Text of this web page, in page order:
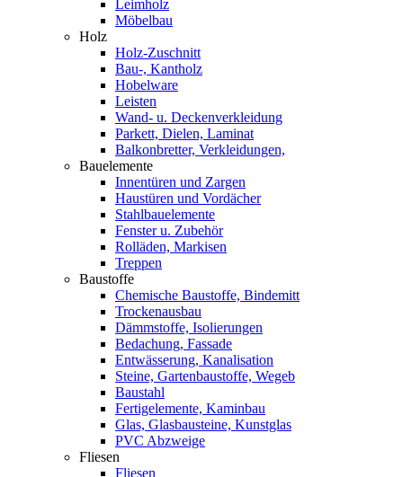
Leimholz
Möbelbau
Holz
Holz-Zuschnitt
Bau-, Kantholz
Hobelware
Leisten
Wand- u. Deckenverkleidung
Parkett, Dielen, Laminat
Balkonbretter, Verkleidungen,
Bauelemente
Innentüren und Zargen
Haustüren und Vordächer
Stahlbauelemente
Fenster u. Zubehör
Rolläden, Markisen
Treppen
Baustoffe
Chemische Baustoffe, Bindemitt
Trockenausbau
Dämmstoffe, Isolierungen
Bedachung, Fassade
Entwässerung, Kanalisation
Steine, Gartenbaustoffe, Wegeb
Baustahl
Fertigelemente, Kaminbau
Glas, Glasbausteine, Kunstglas
PVC Abzweige
Fliesen
Fliesen